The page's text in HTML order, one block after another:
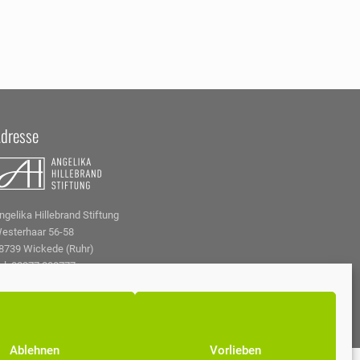
Ablehnen Vorlieben
Hillebrand Stiftung
56-58
Wickede (Ruhr)
02377 808777